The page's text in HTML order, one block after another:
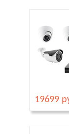
19699